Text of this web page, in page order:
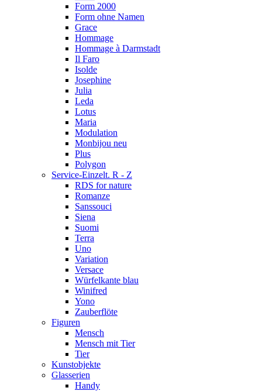
Form 2000
Form ohne Namen
Grace
Hommage
Hommage à Darmstadt
Il Faro
Isolde
Josephine
Julia
Leda
Lotus
Maria
Modulation
Monbijou neu
Plus
Polygon
Service-Einzelt. R - Z
RDS for nature
Romanze
Sanssouci
Siena
Suomi
Terra
Uno
Variation
Versace
Würfelkante blau
Winifred
Yono
Zauberflöte
Figuren
Mensch
Mensch mit Tier
Tier
Kunstobjekte
Glasserien
Handy